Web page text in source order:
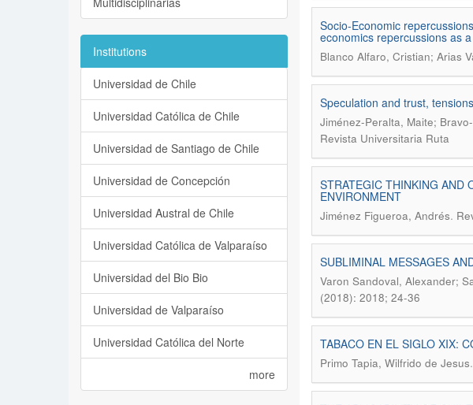
Socio-Economic
economics repercussions as
Blanco Alfaro, Cristian; Arias
Speculation and trust,
Jiménez-Peralta, Maite;
Revista Universitaria Ruta
STRATEGIC THINKING AND
ENVIRONMENT
Jiménez Figueroa, Andrés.
SUBLIMINAL MESSAGES
Varon Sandoval, Alexander;
(2018): 2018; 24-36
TABACO EN EL SIGLO XIX:
Primo Tapia, Wilfrido de Jesus.
Institutions
Universidad de Chile
Universidad Católica de Chile
Universidad de Santiago de Chile
Universidad de Concepción
Universidad Austral de Chile
Universidad Católica de Valparaíso
Universidad del Bio Bio
Universidad de Valparaíso
Universidad Católica del Norte
more